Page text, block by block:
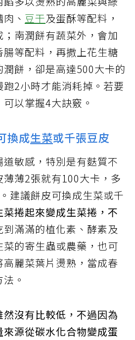
、 豆干及蛋酥等配料，
南潤餅有蔬菜外，會加
等配料，再撒上花生糖
餅，卻是高達500大卡的
跑2小時才能消耗掉。若要
以掌握4大訣竅。
換成生菜或千張豆皮
敏感，特別是有麩質不
薄2張就有100大卡，多
建議餅皮可換成生菜或千
菜捲起來變成生菜捲，不
到滿滿的植化素、酵素及
的寄生蟲或農藥，也可
麗菜葉片燙熟，當成春
。
沒有比較低，不過因為
源從碳水化合物變成蛋